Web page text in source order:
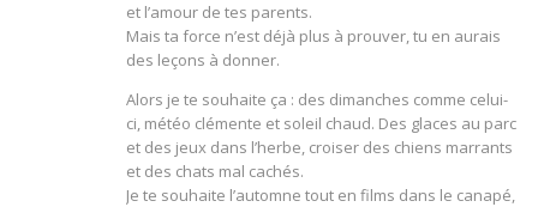
et l’amour de tes parents.
Mais ta force n’est déjà plus à prouver, tu en aurais
des leçons à donner.
Alors je te souhaite ça : des dimanches comme celui-
ci, météo clémente et soleil chaud. Des glaces au parc
et des jeux dans l’herbe, croiser des chiens marrants
et des chats mal cachés.
Je te souhaite l’automne tout en films dans le canapé,